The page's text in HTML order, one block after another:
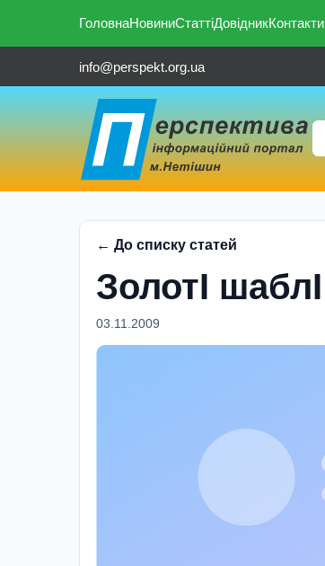
ГоловнаНовиниСтаттіДовідникКонтакти
info@perspekt.org.ua
← До списку статей
ЗолотI шаблI
03.11.2009